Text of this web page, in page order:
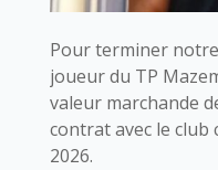
Pour terminer
joueur du TP
valeur marchande
contrat avec le club
2026.